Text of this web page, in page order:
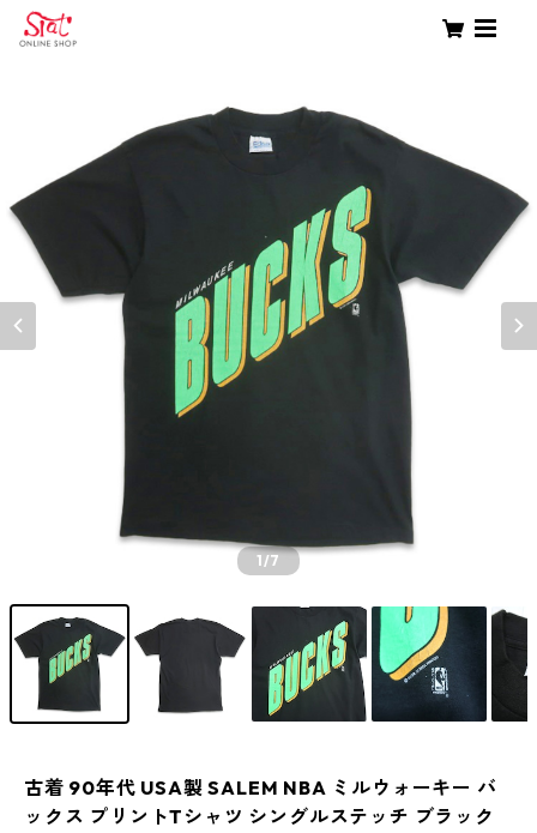
1/7
古着 90年代 USA製 SALEM NBA ミルウォーキー バ
ックス プリントTシャツ シングルステッチ ブラック